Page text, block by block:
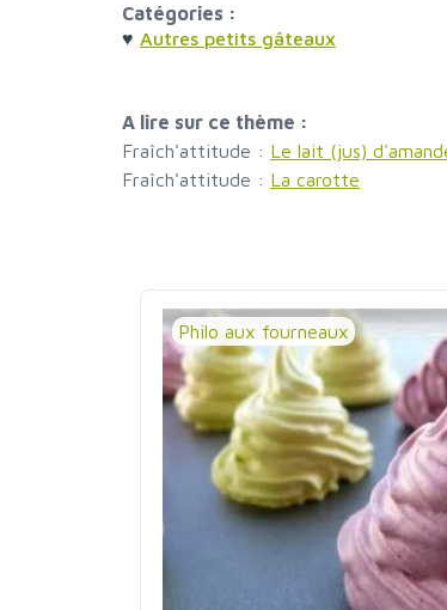
Catégories :
♥ Autres petits gâteaux
A lire sur ce thème :
Fraîch'attitude : Le lait (jus)
Fraîch'attitude : La carotte
Philo aux fourneaux